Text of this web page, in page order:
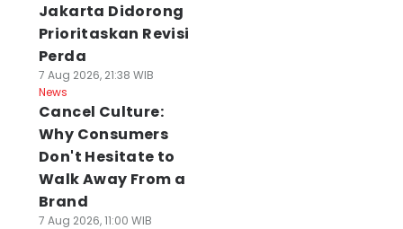
Jakarta Didorong
Prioritaskan Revisi
Perda
7 Aug 2026, 21:38 WIB
News
Cancel Culture:
Why Consumers
Don't Hesitate to
Walk Away From a
Brand
7 Aug 2026, 11:00 WIB